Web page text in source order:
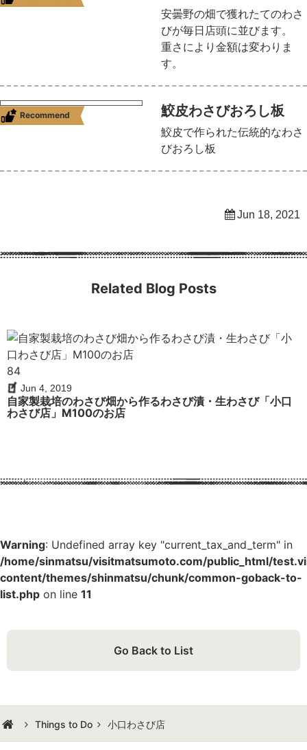
安曇野の畑で獲れたてのわさ
びが毎日店頭に並びます。
重さにより金額は変わりま
す。
Recommend 鮫皮わさびおろし板
鮫皮で作られた伝統的なわさ
びおろし板
Jun 18, 2021
Related Blog Posts
84
Jun 4, 2019
自家製栽培のわさび畑から作るわさび漬・生わさび「小口
わさび店」M100のお店
Warning: Undefined array key "current_tax_and_term" in
/home/sinmatsu/visitmatsumoto.com/public_html/
content/themes/shinmatsu/chunk/common-goback-to-
list.php on line 11
Go Back to List
Things to Do 小口わさび店